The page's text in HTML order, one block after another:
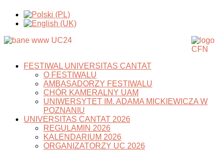
FESTIWAL UNIVERSITAS CANTAT
O FESTIWALU
AMBASADORZY FESTIWALU
CHÓR KAMERALNY UAM
UNIWERSYTET IM. ADAMA MICKIEWICZA W
POZNANIU
UNIVERSITAS CANTAT 2026
REGULAMIN 2026
KALENDARIUM 2026
ORGANIZATORZY UC 2026